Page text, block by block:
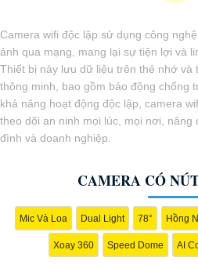
Camera wifi độc lập sử dụng công
ảnh qua mạng, mang lại sự tiện lợi và
Thiết bị này lưu dữ liệu trên thẻ nhớ và
thông minh, bao gồm báo động chống
khả năng hoạt động độc lập, camera
theo dõi an ninh mọi lúc, mọi nơi, nâng
đình và doanh nghiệp.
CAMERA CÓ
Mic Và Loa Dual Light 78° Hồng
Xoay 360 Speed Dome AI